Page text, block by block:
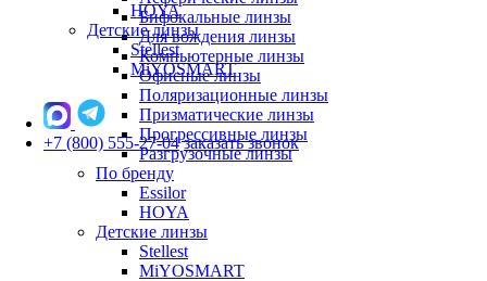
Бифокальные линзы
Для вождения линзы
Компьютерные линзы
Офисные линзы
Поляризационные линзы
Призматические линзы
Прогрессивные линзы
Разгрузочные линзы
По бренду
Essilor
HOYA
Детские линзы
Stellest
MiYOSMART
HOYA
Детские линзы
Stellest
MiYOSMART
+7 (800) 555-27-04 заказать звонок